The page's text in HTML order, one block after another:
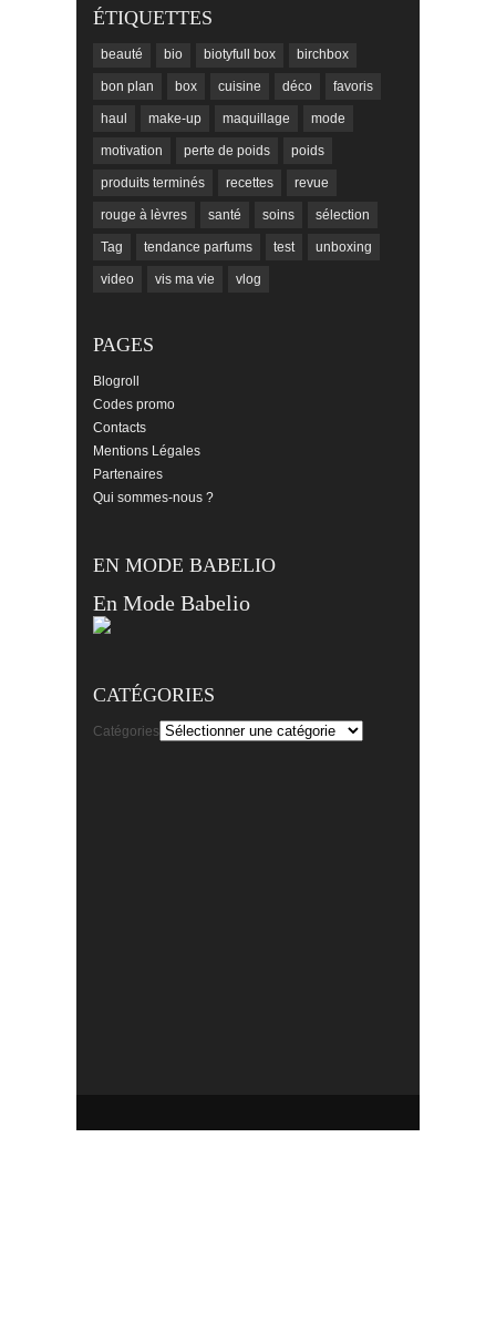
ÉTIQUETTES
beauté bio biotyfull box birchbox
bon plan box cuisine déco favoris
haul make-up maquillage mode
motivation perte de poids poids
produits terminés recettes revue
rouge à lèvres santé soins sélection
Tag tendance parfums test unboxing
video vis ma vie vlog
PAGES
Blogroll
Codes promo
Contacts
Mentions Légales
Partenaires
Qui sommes-nous ?
EN MODE BABELIO
En Mode Babelio
CATÉGORIES
Catégories